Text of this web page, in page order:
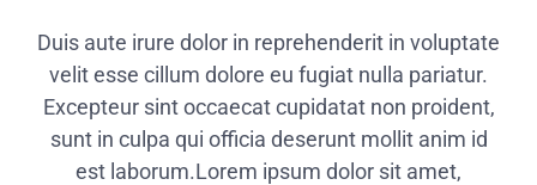
Duis aute irure dolor in reprehenderit in voluptate
velit esse cillum dolore eu fugiat nulla pariatur.
Excepteur sint occaecat cupidatat non proident,
sunt in culpa qui officia deserunt mollit anim id
est laborum.Lorem ipsum dolor sit amet,